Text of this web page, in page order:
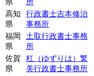
県
所
高知
県
行政書士吉本修治
事務所
福岡
県
土取行政書士事務
所
佐賀
県
杠（ゆずりは）繁
美行政書士事務所